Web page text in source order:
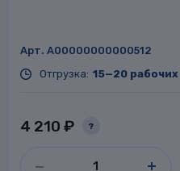
Арт. A00000000000512
Отгрузка: 15—20
4 210 ₽ ?
стальные
Фланцы